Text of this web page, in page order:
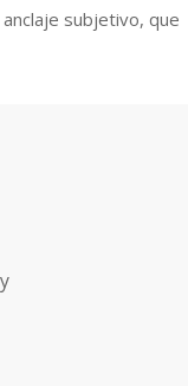
subjetivo, que